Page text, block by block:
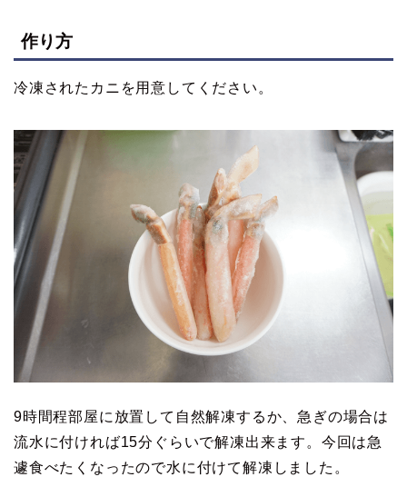
作り方
冷凍されたカニを用意してください。
9時間程部屋に放置して自然解凍するか、急ぎの場合は
流水に付ければ15分ぐらいで解凍出来ます。今回は急
遽食べたくなったので水に付けて解凍しました。